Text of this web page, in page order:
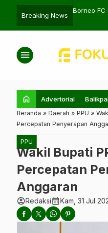
Breaking News
Balikpapan
Borneo FC
menu
home Advertorial
Beranda » Daerah » PPU »
Percepatan Penyerapan
PPU
Wakil Bupati
Percepatan
Anggaran
account_circleRedaksicalendar_monthKam, 31 Jul